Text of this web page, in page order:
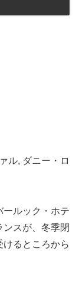
ル, ダニー・ロ
ールック・ホテ
スが、冬季閉
るところから